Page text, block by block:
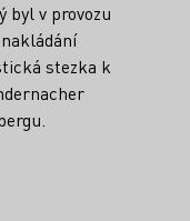
byl v provozu
stezka k